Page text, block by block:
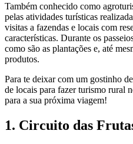
Também conhecido como
pelas atividades turísticas
visitas a fazendas e locais com
características. Durante os
como são as plantações e, até
produtos.
Para te deixar com um gostinho
de locais para fazer turismo rural
para a sua próxima viagem!
1. Circuito das